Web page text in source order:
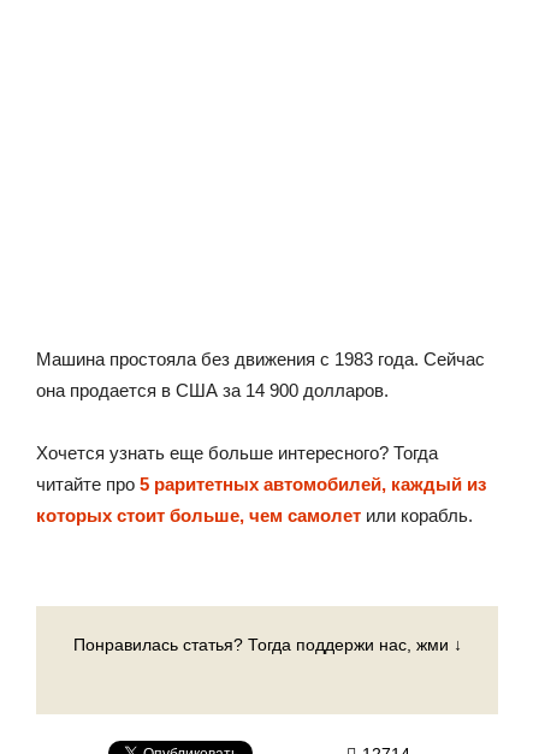
Машина простояла без движения с 1983 года. Сейчас
она продается в США за 14 900 долларов.
Хочется узнать еще больше интересного? Тогда
читайте про 5 раритетных автомобилей, каждый из
которых стоит больше, чем самолет или корабль.
Понравилась статья? Тогда поддержи нас, жми ↓